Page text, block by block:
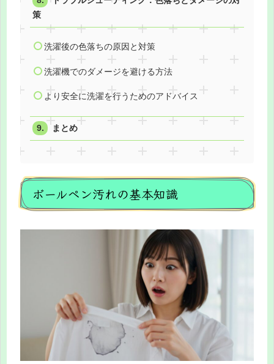
策
洗濯後の色落ちの原因と対策
洗濯機でのダメージを避ける方法
より安全に洗濯を行うためのアドバイス
まとめ
ボールペン汚れの基本知識